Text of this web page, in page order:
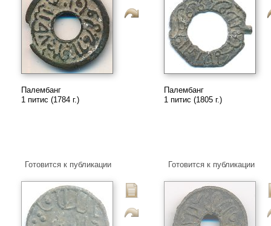
Палембанг
1 питис (1784 г.)
Палембанг
1 питис (1805 г.)
Готовится к публикации Готовится к публикации